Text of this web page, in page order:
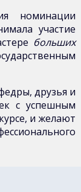
номинации
участие
больших
друзья и
с успешным
и желают